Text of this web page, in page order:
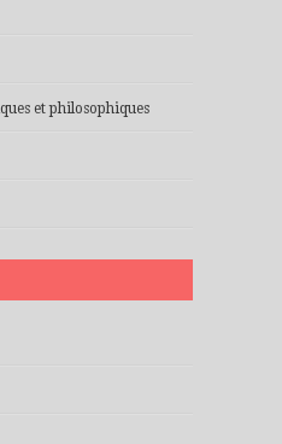
et philosophiques